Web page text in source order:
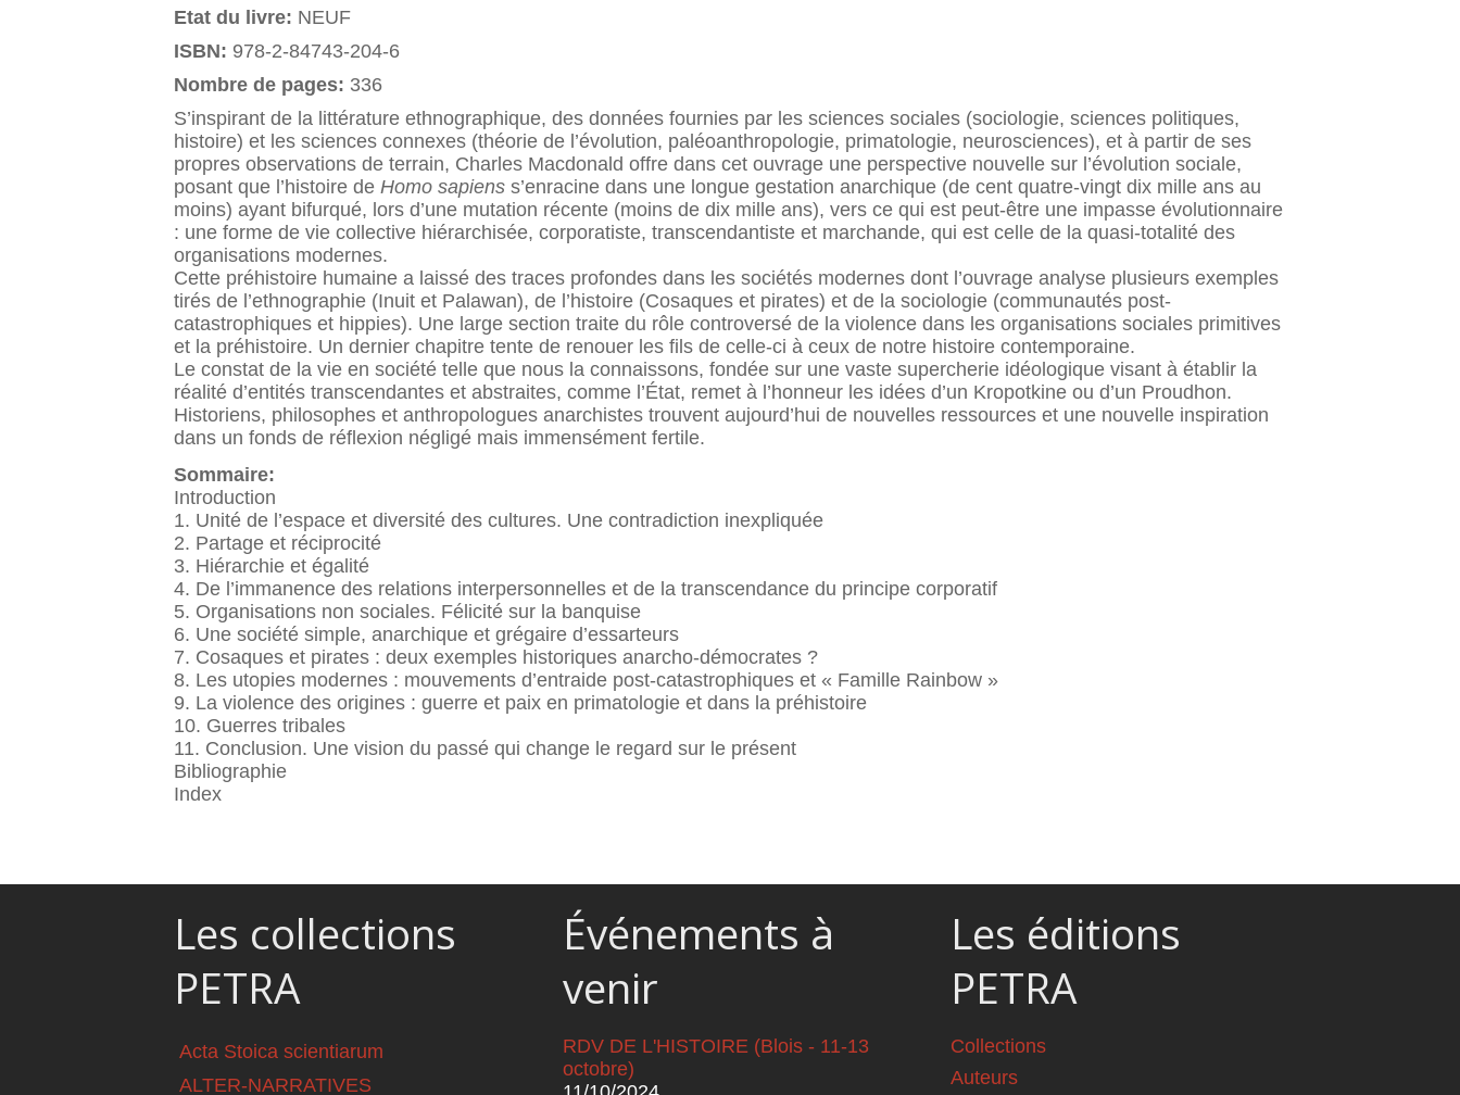
Etat du livre: NEUF
ISBN: 978-2-84743-204-6
Nombre de pages: 336
S’inspirant de la littérature ethnographique, des données fournies par les sciences sociales (sociologie, sciences politiques,
histoire) et les sciences connexes (théorie de l’évolution, paléoanthropologie, primatologie, neurosciences), et à partir de ses
propres observations de terrain, Charles Macdonald offre dans cet ouvrage une perspective nouvelle sur l’évolution sociale,
posant que l’histoire de Homo sapiens s’enracine dans une longue gestation anarchique (de cent quatre-vingt dix mille ans au
moins) ayant bifurqué, lors d’une mutation récente (moins de dix mille ans), vers ce qui est peut-être une impasse évolutionnaire
: une forme de vie collective hiérarchisée, corporatiste, transcendantiste et marchande, qui est celle de la quasi-totalité des
organisations modernes.
Cette préhistoire humaine a laissé des traces profondes dans les sociétés modernes dont l’ouvrage analyse plusieurs exemples
tirés de l’ethnographie (Inuit et Palawan), de l’histoire (Cosaques et pirates) et de la sociologie (communautés post-
catastrophiques et hippies). Une large section traite du rôle controversé de la violence dans les organisations sociales primitives
et la préhistoire. Un dernier chapitre tente de renouer les fils de celle-ci à ceux de notre histoire contemporaine.
Le constat de la vie en société telle que nous la connaissons, fondée sur une vaste supercherie idéologique visant à établir la
réalité d’entités transcendantes et abstraites, comme l’État, remet à l’honneur les idées d’un Kropotkine ou d’un Proudhon.
Historiens, philosophes et anthropologues anarchistes trouvent aujourd’hui de nouvelles ressources et une nouvelle inspiration
dans un fonds de réflexion négligé mais immensément fertile.
Sommaire:
Introduction
1. Unité de l’espace et diversité des cultures. Une contradiction inexpliquée
2. Partage et réciprocité
3. Hiérarchie et égalité
4. De l’immanence des relations interpersonnelles et de la transcendance du principe corporatif
5. Organisations non sociales. Félicité sur la banquise
6. Une société simple, anarchique et grégaire d’essarteurs
7. Cosaques et pirates : deux exemples historiques anarcho-démocrates ?
8. Les utopies modernes : mouvements d’entraide post-catastrophiques et « Famille Rainbow »
9. La violence des origines : guerre et paix en primatologie et dans la préhistoire
10. Guerres tribales
11. Conclusion. Une vision du passé qui change le regard sur le présent
Bibliographie
Index
Les collections
PETRA
Acta Stoica scientiarum
ALTER-NARRATIVES
Événements à
venir
RDV DE L'HISTOIRE (Blois - 11-13
octobre)
Les éditions
PETRA
Collections
Auteurs